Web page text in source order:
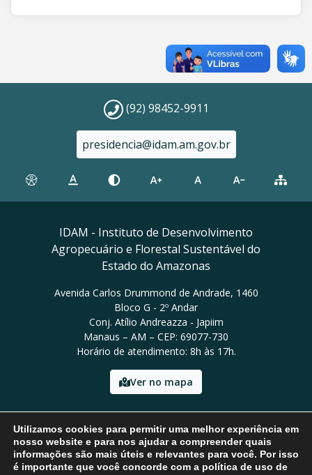
(92) 98452-9911
presidencia@idam.am.gov.br
IDAM - Instituto de Desenvolvimento
Agropecuário e Florestal Sustentável do
Estado do Amazonas
Avenida Carlos Drummond de Andrade, 1460
Bloco G - 2º Andar
Conj. Atílio Andreazza - Japiim
Manaus – AM – CEP: 69077-730
Horário de atendimento: 8h às 17h.
Ver no mapa
Email: presidencia@idam.am.gov.br
Tel: (92) 98452-9911
Utilizamos cookies para permitir uma melhor experiência em
nosso website e para nos ajudar a compreender quais
informações são mais úteis e relevantes para você. Por isso
é importante que você concorde com a política de uso de